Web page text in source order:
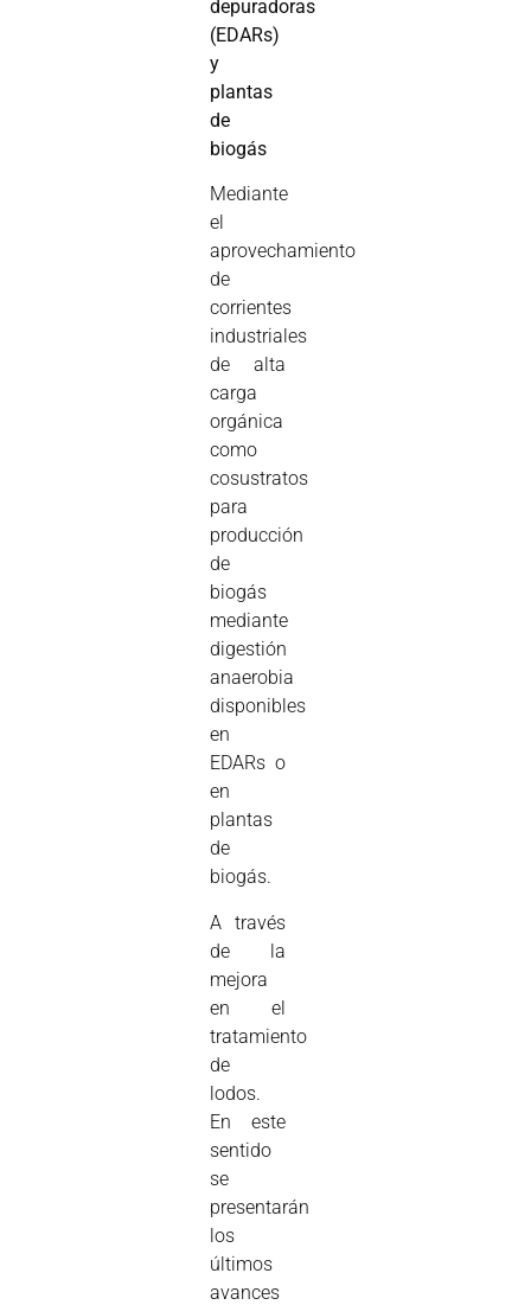
depuradoras
(EDARs)
y
plantas
de
biogás
Mediante
el
aprovechamiento
de
corrientes
industriales
de alta
carga
orgánica
como
cosustratos
para
producción
de
biogás
mediante
digestión
anaerobia
disponibles
en
EDARs o
en
plantas
de
biogás.
A través
de la
mejora
en el
tratamiento
de
lodos.
En este
sentido
se
presentarán
los
últimos
avances